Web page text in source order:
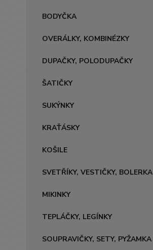
BODYČKA
OVERÁLKY, KOMBINÉZKY
DUPAČKY, POLODUPAČKY
ŠATIČKY
SUKÝNKY
KRAŤÁSKY
KOŠILE
SVETŘÍKY, VESTIČKY, BOLERKA
MIKINKY
TEPLÁČKY, LEGÍNKY
SOUPRAVIČKY, SETY, PYŽAMKA